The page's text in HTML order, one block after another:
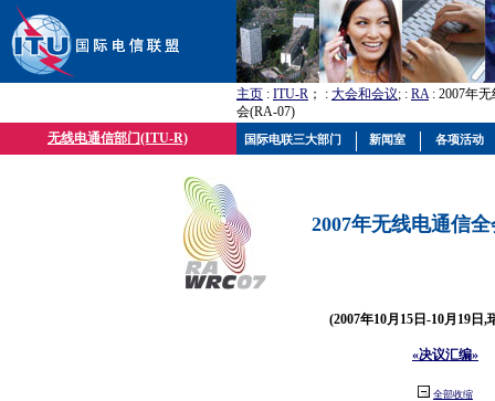
主页 : ITU-R ； : 大会和会议; : RA: 2007年
会(RA-07)
无线电通信部门(ITU-R)
2007年无线电通信
(2007年10月15日-10月19日,
«决议汇编»
全部收缩
国际电联三大部门 新闻室 各项活动